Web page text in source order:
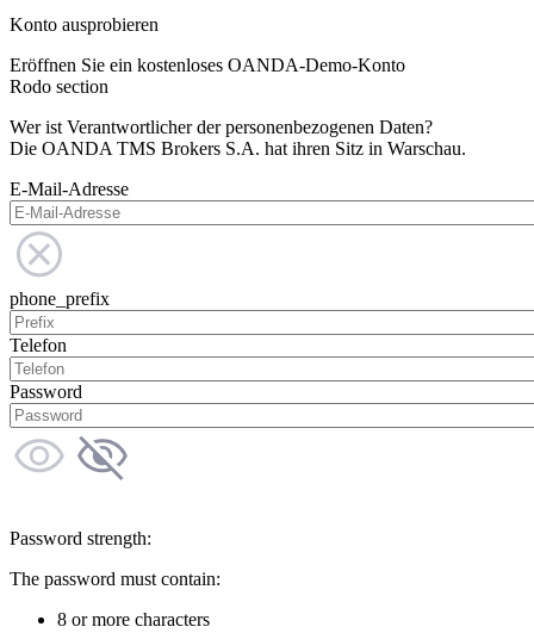
Konto ausprobieren
Eröffnen Sie ein kostenloses OANDA-Demo-Konto
Rodo section
Wer ist Verantwortlicher der personenbezogenen Daten?
Die OANDA TMS Brokers S.A. hat ihren Sitz in Warschau.
E-Mail-Adresse
phone_prefix
Telefon
Password
Password strength:
The password must contain:
8 or more characters